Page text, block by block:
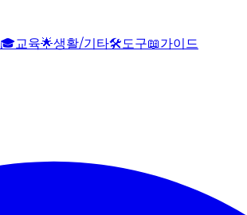
🎓교육🌟생활/기타🛠️도구📖가이드